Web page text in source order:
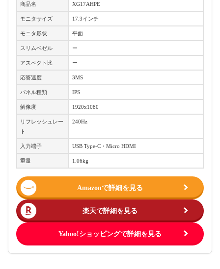
商品名 XG17AHPE
モニタサイズ 17.3インチ
モニタ形状 平面
スリムベゼル ー
アスペクト比 ー
応答速度 3MS
パネル種類 IPS
解像度 1920x1080
リフレッシュレー
ト
240Hz
入力端子 USB Type-C・Micro HDMI
重量 1.06kg
Amazonで詳細を見る
楽天で詳細を見る
Yahoo!ショッピングで詳細を見る